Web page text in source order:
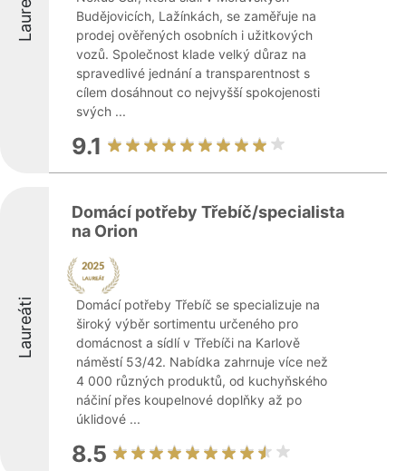
Budějovicích, Lažínkách, se zaměřuje na
prodej ověřených osobních i užitkových
vozů. Společnost klade velký důraz na
spravedlivé jednání a transparentnost s
cílem dosáhnout co nejvyšší spokojenosti
svých ...
9.1
Laureáti
Domácí potřeby Třebíč/specialista
na Orion
Domácí potřeby Třebíč se specializuje na
široký výběr sortimentu určeného pro
domácnost a sídlí v Třebíči na Karlově
náměstí 53/42. Nabídka zahrnuje více než
4 000 různých produktů, od kuchyňského
náčiní přes koupelnové doplňky až po
úklidové ...
8.5